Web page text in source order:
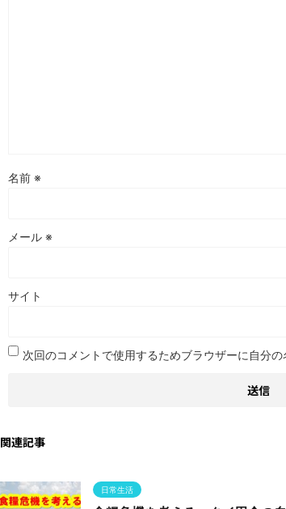
名前 ※
メール ※
サイト
次回のコメントで使用するためブラウザーに自分
関連記事
日常生活